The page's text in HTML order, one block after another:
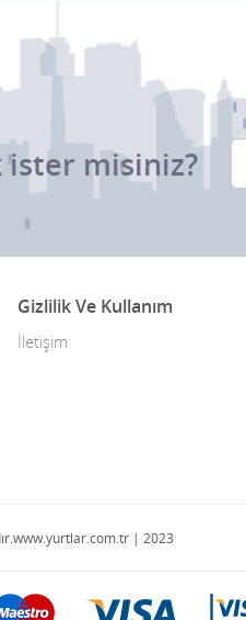
misiniz?
Gizlilik Ve Kullanım
İletişim
| 2023